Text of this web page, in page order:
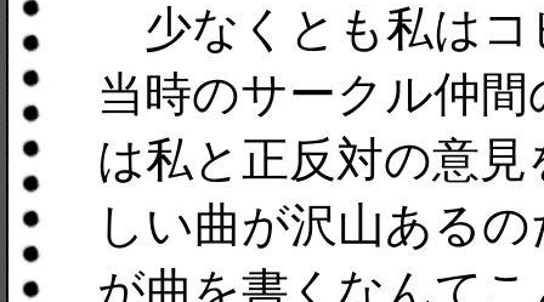
少なくとも私はコ
当時のサークル仲
は私と正反対の意
しい曲が沢山ある
が曲を書くなんて